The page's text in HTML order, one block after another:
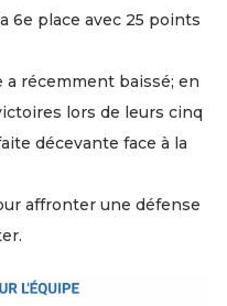
6e place avec 25 points
a récemment baissé; en
lors de leurs cinq
décevante face à la
affronter une défense